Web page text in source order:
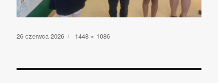
Opublikowano
26 czerwca 2026
Pełny
1448 × 1086